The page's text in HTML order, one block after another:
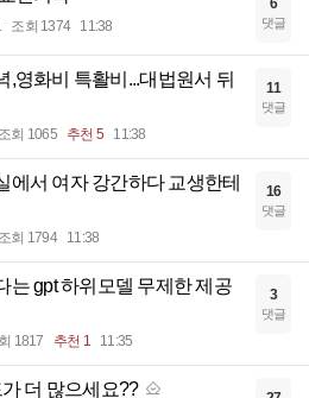
조회 1374 11:38
6
댓글
,영화비 특활비...대법원서 뒤
조회 1065 추천 5 11:38
11
댓글
에서 여자 강간하다 교생한테
조회 1794 11:38
16
댓글
는 gpt 하위모델 무제한 제공
1817 추천 1 11:35
3
댓글
더 많으세요??